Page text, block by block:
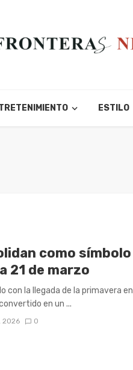
ESTILO
como símbolo
21 de marzo
con la llegada de la primavera en
en un ...
2026 0